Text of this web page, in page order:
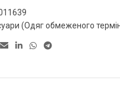
(Одяг обмеженого